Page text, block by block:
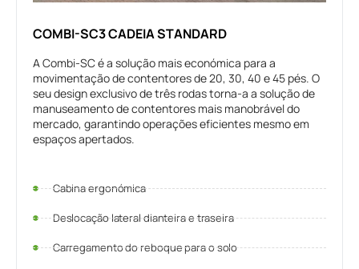
COMBI-SC3 CADEIA STANDARD
A Combi-SC é a solução mais económica para a
movimentação de contentores de 20, 30, 40 e 45 pés. O
seu design exclusivo de três rodas torna-a a solução de
manuseamento de contentores mais manobrável do
mercado, garantindo operações eficientes mesmo em
espaços apertados.
Cabina ergonómica
Deslocação lateral dianteira e traseira
Carregamento do reboque para o solo